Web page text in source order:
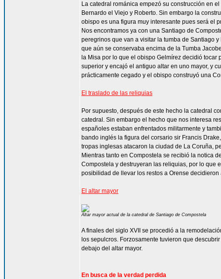
La catedral románica empezó su construcción en
Bernardo el Viejo y Roberto. Sin embargo la
obispo es una figura muy interesante pues será el
Nos encontramos ya con una Santiago de
peregrinos que van a visitar la tumba de Santiago
que aún se conservaba encima de la Tumba
la Misa por lo que el obispo Gelmírez decidió
superior y encajó el antiguo altar en uno mayor, y
prácticamente cegado y el obispo construyó una
El traslado de las reliquias
Por supuesto, después de este hecho la catedral
catedral. Sin embargo el hecho que nos interesa
españoles estaban enfrentados militarmente y
bando inglés la figura del corsario sir Francis
tropas inglesas atacaron la ciudad de La Coruña,
Mientras tanto en Compostela se recibió la notica
Compostela y destruyeran las reliquias, por lo que
posibilidad de llevar los restos a Orense
El altar mayor
Altar mayor actual de la catedral de Santiago de Compostela
A finales del siglo XVII se procedió a la
los sepulcros. Forzosamente tuvieron que
debajo del altar mayor.
En busca de la verdad perdida